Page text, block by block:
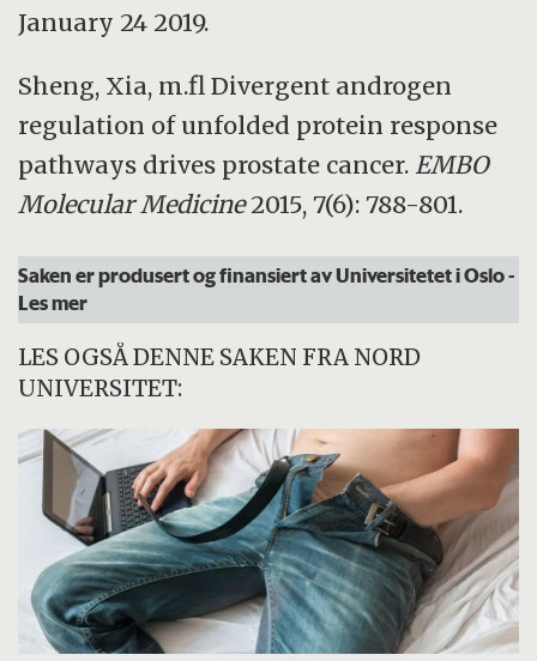
January 24 2019.
Sheng, Xia, m.fl Divergent androgen
regulation of unfolded protein response
pathways drives prostate cancer. EMBO
Molecular Medicine2015, 7(6): 788-801.
Saken er produsert og finansiert av Universitetet i Oslo-
Les mer
LES OGSÅ DENNE SAKEN FRA NORD
UNIVERSITET: